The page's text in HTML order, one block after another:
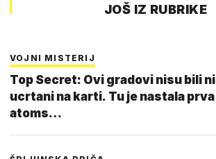
JOŠ IZ RUBRIKE
VOJNI MISTERIJ
Top Secret: Ovi gradovi nisu bili ni
ucrtani na karti. Tu je nastala prva
atoms…